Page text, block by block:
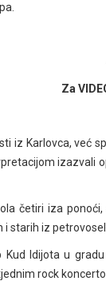
Za
iz Karlovca, već
izazvali
četiri iza
starih iz
Idijota u
rock